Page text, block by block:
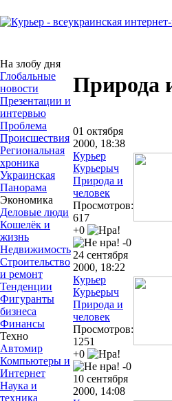
На злобу дня
Глобальные
новости
Презентации и
интервью
Проблема
Происшествия
Региональная
хроника
Украинская
Панорама
Экономика
Деловые люди
Кошелёк и
жизнь
Недвижимость
Строительство
и ремонт
Тенденции
Фигуранты
бизнеса
Финансы
Техно
Автомир
Компьютеры и
Интернет
Наука и
техника
Природа
01 октября
2000, 18:38
Курьер
Курьерыч
Природа и
человек
Просмотров:
617
+0
-0
24 сентября
2000, 18:22
Курьер
Курьерыч
Природа и
человек
Просмотров:
1251
+0
-0
10 сентября
2000, 14:08